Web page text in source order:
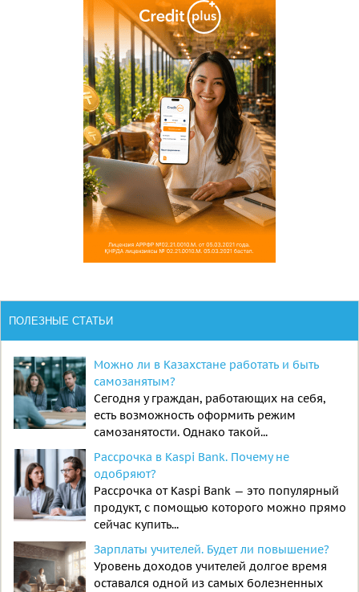
ПОЛЕЗНЫЕ СТАТЬИ
Можно ли в Казахстане работать и быть
самозанятым?
Сегодня у граждан, работающих на себя,
есть возможность оформить режим
самозанятости. Однако такой...
Рассрочка в Kaspi Bank. Почему не
одобряют?
Рассрочка от Kaspi Bank — это популярный
продукт, с помощью которого можно прямо
сейчас купить...
Зарплаты учителей. Будет ли повышение?
Уровень доходов учителей долгое время
оставался одной из самых болезненных